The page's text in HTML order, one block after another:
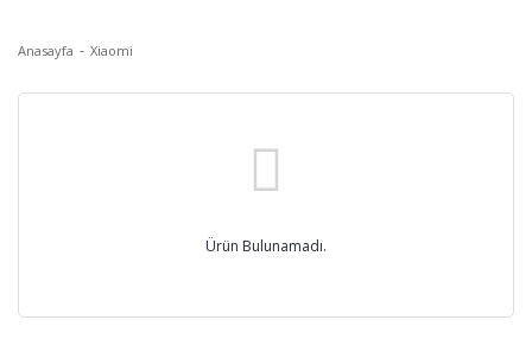
Anasayfa Xiaomi
Ürün Bulunamadı.